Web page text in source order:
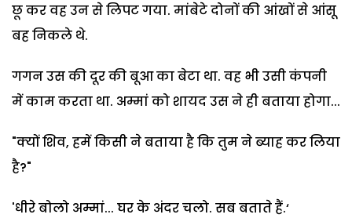
छू कर वह उन से लिपट गया. मांबेटे दोनों की आंखों से आंसू
बह निकले थे.
गगन उस की दूर की बूआ का बेटा था. वह भी उसी कंपनी
में काम करता था. अम्मां को शायद उस ने ही बताया होगा...
"क्यों शिव, हमें किसी ने बताया है कि तुम ने ब्याह कर लिया
है?"
'धीरे बोलो अम्मां... घर के अंदर चलो. सब बताते हैं.‘